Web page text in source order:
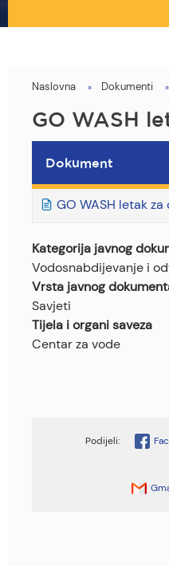
You
are
here
Naslovna Dokumenti
GO WASH
Dokument
GO WASH letak za
Kategorija javnog
Vodosnabdijevanje i
Vrsta javnog
Savjeti
Tijela i organi saveza
Centar za vode